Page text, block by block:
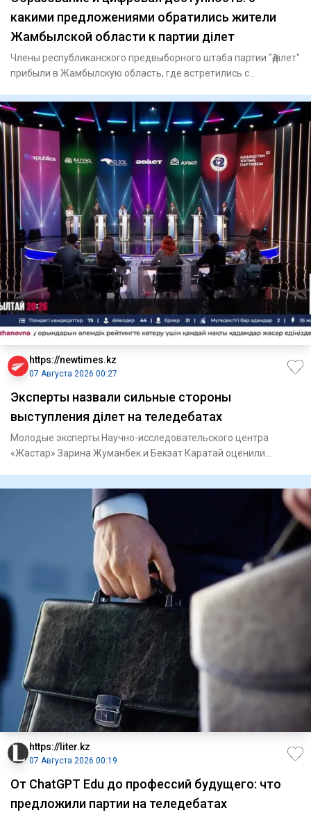
какими предложениями обратились жители
Жамбылской области к партии Әділет
Члены республиканского предвыборного штаба партии "Әділет"
прибыли в Жамбылскую область, где встретились с
https://newtimes.kz
07 Августа 2026 00:27
Эксперты назвали сильные стороны
выступления Әділет на теледебатах
Молодые эксперты Научно-исследовательского центра
«Жастар» Зарина Жуманбек и Бекзат Каратай оценили
https://liter.kz
07 Августа 2026 00:19
От ChatGPT Edu до профессий будущего: что
предложили партии на теледебатах